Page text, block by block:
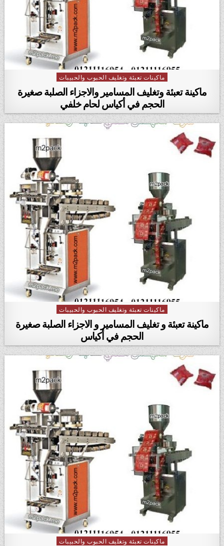
Posted in
ماكينات تعبئة وتغليف الحبوب والحبيبات
ماكينة تعبئة وتغليف المسامير والاجزاء الصلبة صغيرة
الحجم في أكياس لحام خلفي
Posted in
ماكينات تعبئة وتغليف الحبوب والحبيبات
ماكينة تعبئة و تغليف المسامير و الاجزاء الصلبة صغيرة
الحجم في أكياس
Posted in
ماكينات تعبئة وتغليف الحبوب والحبيبات